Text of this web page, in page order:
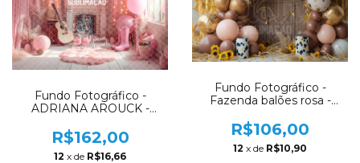
Fundo Fotográfico -
ADRIANA AROUCK -
COWGIRL - AD7898
R$162,00
12 x de R$16,66
Fundo Fotográfico -
Fazenda balões rosa -
R$106,00
12 x de R$10,90